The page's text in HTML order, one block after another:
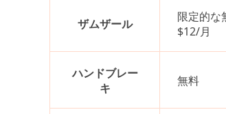
ザムザール
限定的な
$12/月
ハンドブレー
キ
無料